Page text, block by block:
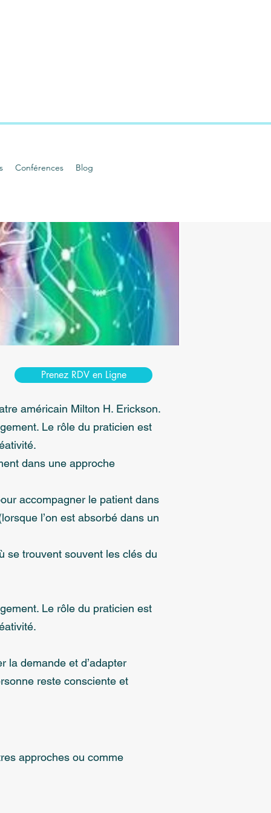
Conférences Blog
américain Milton H. Erickson.
Le rôle du praticien est
dans une approche
accompagner le patient dans
l’on est absorbé dans un
se trouvent souvent les clés du
Le rôle du praticien est
la demande et d’adapter
reste consciente et
approches ou comme
Prenez RDV en Ligne